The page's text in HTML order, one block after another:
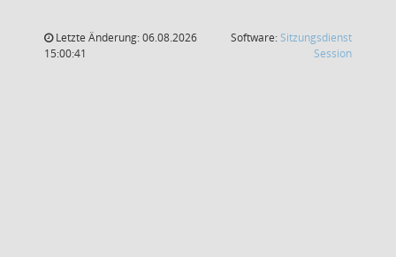
Letzte Änderung: 06.08.2026
15:00:41
Software: Sitzungsdienst
Session(Wird in